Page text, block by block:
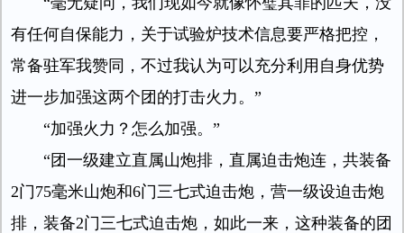
有任何自保能力，关于试验炉技术信息要严格把控，
常备驻军我赞同，不过我认为可以充分利用自身优势
进一步加强这两个团的打击火力。”
“加强火力？怎么加强。”
“团一级建立直属山炮排，直属迫击炮连，共装备
2门75毫米山炮和6门三七式迫击炮，营一级设迫击炮
排，装备2门三七式迫击炮，如此一来，这种装备的团